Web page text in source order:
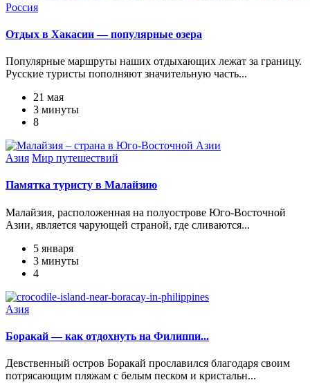
Россия
Отдых в Хакасии — популярные озера
Популярные маршруты наших отдыхающих лежат за границу.
Русские туристы пополняют значительную часть...
21 мая
3 минуты
8
Азия Мир путешествий
Памятка туристу в Малайзию
Малайзия, расположенная на полуострове Юго-Восточной
Азии, является чарующей страной, где сливаются...
5 января
3 минуты
4
Азия
Боракай — как отдохнуть на Филиппи...
Девственный остров Боракай прославился благодаря своим
потрясающим пляжам с белым песком и кристальн...